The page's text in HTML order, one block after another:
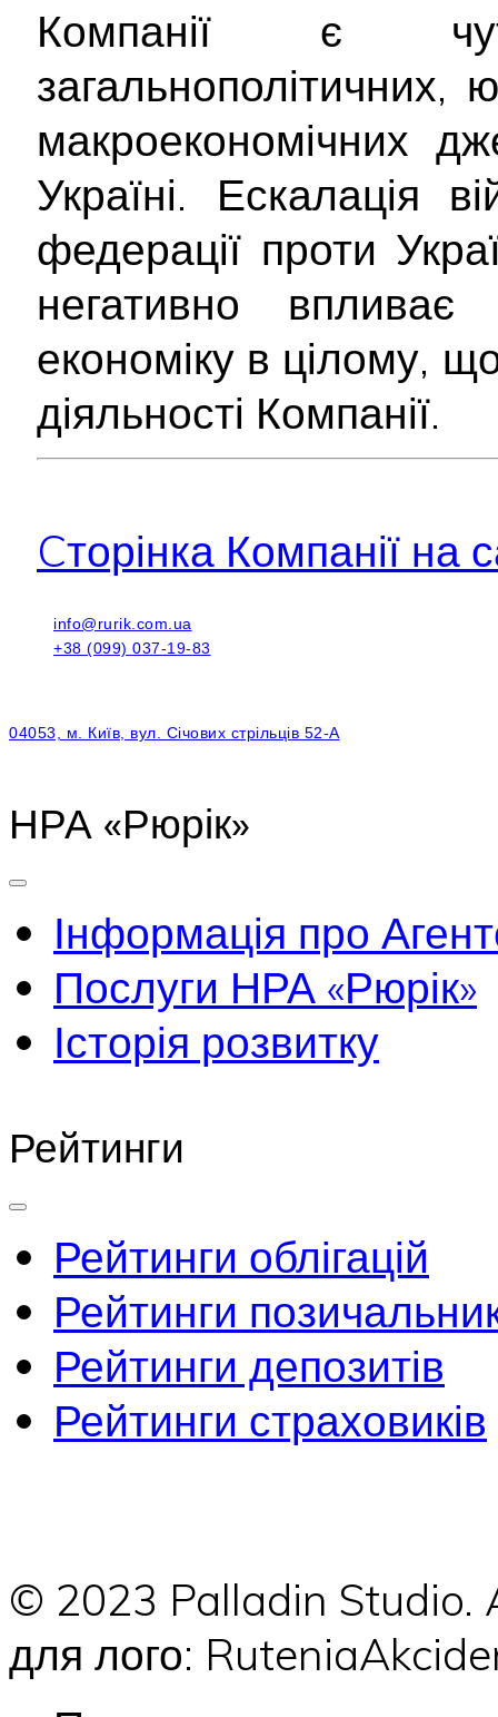
Компанії є
загальнополітичних,
макроекономічних
Україні. Ескалація
федерації проти
негативно
економіку в цілому,
діяльності Компанії.
Cторінка Компанії на
info@rurik.com.ua
+38 (099) 037-19-83
04053, м. Київ, вул. Січових стрільців 52-А
НРА «Рюрік»
Інформація про
Послуги НРА «Рюрік»
Історія розвитку
Рейтинги
Рейтинги облігацій
Рейтинги
Рейтинги депозитів
Рейтинги страховиків
© 2023 Palladin
для лого: